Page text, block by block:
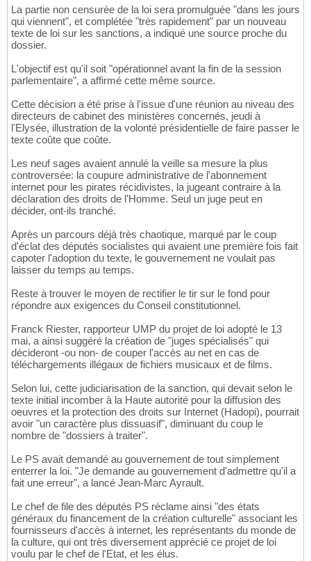
La partie non censurée de la loi sera promulguée "dans les jours
qui viennent", et complétée "très rapidement" par un nouveau
texte de loi sur les sanctions, a indiqué une source proche du
dossier.
L'objectif est qu'il soit "opérationnel avant la fin de la session
parlementaire", a affirmé cette même source.
Cette décision a été prise à l'issue d'une réunion au niveau des
directeurs de cabinet des ministères concernés, jeudi à
l'Elysée, illustration de la volonté présidentielle de faire passer le
texte coûte que coûte.
Les neuf sages avaient annulé la veille sa mesure la plus
controversée: la coupure administrative de l'abonnement
internet pour les pirates récidivistes, la jugeant contraire à la
déclaration des droits de l'Homme. Seul un juge peut en
décider, ont-ils tranché.
Après un parcours déjà très chaotique, marqué par le coup
d'éclat des députés socialistes qui avaient une première fois fait
capoter l'adoption du texte, le gouvernement ne voulait pas
laisser du temps au temps.
Reste à trouver le moyen de rectifier le tir sur le fond pour
répondre aux exigences du Conseil constitutionnel.
Franck Riester, rapporteur UMP du projet de loi adopté le 13
mai, a ainsi suggéré la création de "juges spécialisés" qui
décideront -ou non- de couper l'accès au net en cas de
téléchargements illégaux de fichiers musicaux et de films.
Selon lui, cette judiciarisation de la sanction, qui devait selon le
texte initial incomber à la Haute autorité pour la diffusion des
oeuvres et la protection des droits sur Internet (Hadopi), pourrait
avoir "un caractère plus dissuasif", diminuant du coup le
nombre de "dossiers à traiter".
Le PS avait demandé au gouvernement de tout simplement
enterrer la loi. "Je demande au gouvernement d'admettre qu'il a
fait une erreur", a lancé Jean-Marc Ayrault.
Le chef de file des députés PS réclame ainsi "des états
généraux du financement de la création culturelle" associant les
fournisseurs d'accès à internet, les représentants du monde de
la culture, qui ont très diversement apprécié ce projet de loi
voulu par le chef de l'Etat, et les élus.